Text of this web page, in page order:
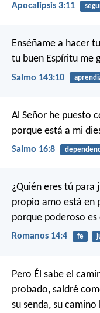
Apocalipsis 3:11
Enséñame a hacer
tu buen Espíritu me
Salmo 143:10
Al Señor he puesto
porque está a mi
Salmo 16:8
¿Quién eres tú para
propio amo está en
porque poderoso
Romanos 14:4 fe
Pero Él sabe el
probado, saldré
su senda, su camino